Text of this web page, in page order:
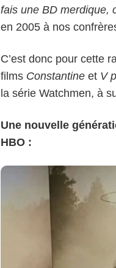
fais une BD merdique,
en 2005 à nos
C’est donc pour cette
films Constantine et V
la série Watchmen, à
Une nouvelle
HBO :